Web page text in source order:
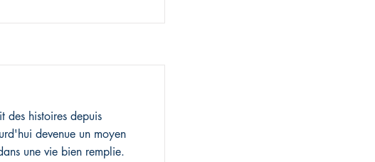
des histoires depuis
devenue un moyen
une vie bien remplie.